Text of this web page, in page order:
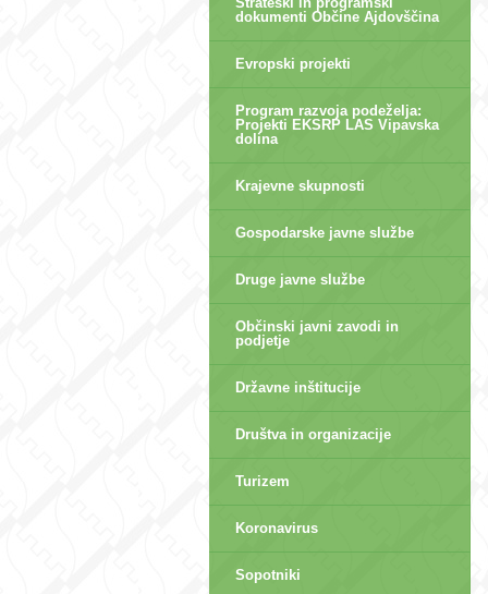
dokumenti Občine Ajdovščina
Evropski projekti
Program razvoja podeželja:
Projekti EKSRP LAS Vipavska
dolina
Krajevne skupnosti
Gospodarske javne službe
Druge javne službe
Občinski javni zavodi in
podjetje
Državne inštitucije
Društva in organizacije
Turizem
Koronavirus
Sopotniki